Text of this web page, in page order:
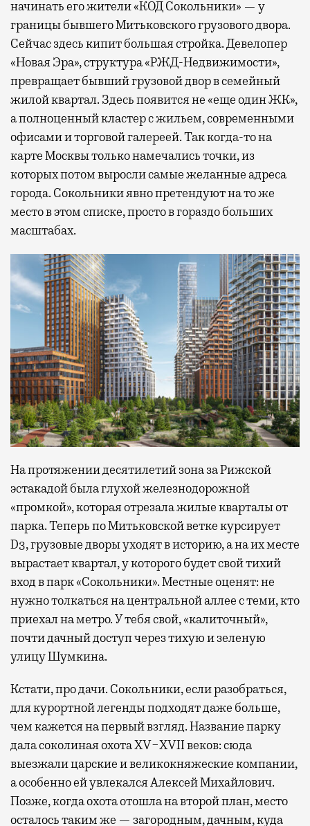
начинать его жители «КОД Сокольники» — у
границы бывшего Митьковского грузового двора.
Сейчас здесь кипит большая стройка. Девелопер
«Новая Эра», структура «РЖД-Недвижимости»,
превращает бывший грузовой двор в семейный
жилой квартал. Здесь появится не «еще один ЖК»,
а полноценный кластер с жильем, современными
офисами и торговой галереей. Так когда-то на
карте Москвы только намечались точки, из
которых потом выросли самые желанные адреса
города. Сокольники явно претендуют на то же
место в этом списке, просто в гораздо больших
масштабах.
На протяжении десятилетий зона за Рижской
эстакадой была глухой железнодорожной
«промкой», которая отрезала жилые кварталы от
парка. Теперь по Митьковской ветке курсирует
D3, грузовые дворы уходят в историю, а на их месте
вырастает квартал, у которого будет свой тихий
вход в парк «Сокольники». Местные оценят: не
нужно толкаться на центральной аллее с теми, кто
приехал на метро. У тебя свой, «калиточный»,
почти дачный доступ через тихую и зеленую
улицу Шумкина.
Кстати, про дачи. Сокольники, если разобраться,
для курортной легенды подходят даже больше,
чем кажется на первый взгляд. Название парку
дала соколиная охота XV−XVII веков: сюда
выезжали царские и великокняжеские компании,
а особенно ей увлекался Алексей Михайлович.
Позже, когда охота отошла на второй план, место
осталось таким же — загородным, дачным, куда